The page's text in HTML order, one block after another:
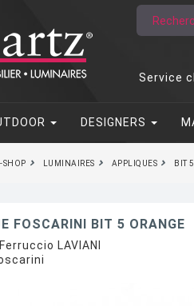
Service
DESIGNERS
SHOP LUMINAIRES APPLIQUES BIT
FOSCARINI BIT 5 ORANGE
Ferruccio LAVIANI